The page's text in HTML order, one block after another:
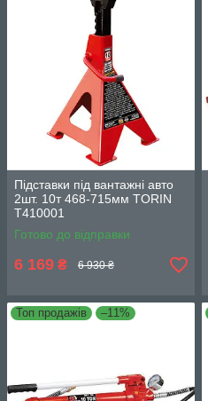
Підставки під вантажні авто
2шт. 10т 468-715мм TORIN
T410001
Готово до відправки
6 169 ₴ 6 930 ₴
Топ продажів –11%